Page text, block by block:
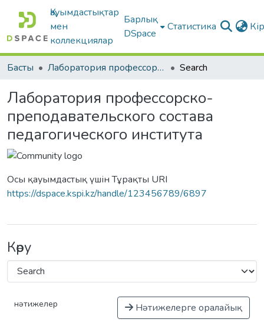
Қауымдастықтар
мен
коллекциялар
Барлық
DSpace
Статистика
Басты Лаборатория профессорско-преподавательского состава педагогического института Search
Лаборатория профессорско-
преподавательского состава
педагогического института
Осы қауымдастық үшін Тұрақты URI
https://dspace.kspi.kz/handle/123456789/6897
Көру
нәтижелер Нәтижелерге оралайық